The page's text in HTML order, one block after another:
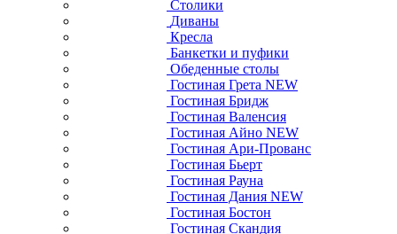
Столики
Диваны
Кресла
Банкетки и пуфики
Обеденные столы
Гостиная Грета NEW
Гостиная Бридж
Гостиная Валенсия
Гостиная Айно NEW
Гостиная Ари-Прованс
Гостиная Бьерт
Гостиная Рауна
Гостиная Дания NEW
Гостиная Бостон
Гостиная Скандия